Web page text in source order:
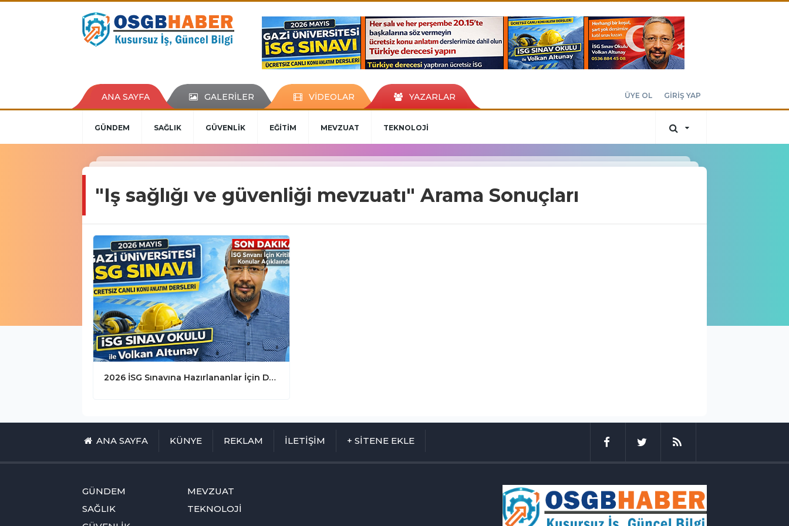
ANA SAYFA GALERİLER VİDEOLAR YAZARLAR ÜYE OL GİRİŞ YAP
GÜNDEM SAĞLIK GÜVENLİK EĞİTİM MEVZUAT TEKNOLOJİ
"Iş sağlığı ve güvenliği mevzuatı" Arama Sonuçları
2026 İSG Sınavına Hazırlananlar İçin Dev Rehber: Kritik Konular ve Önemli Süreler
ANA SAYFA KÜNYE REKLAM İLETİŞİM + SİTENE EKLE
GÜNDEM
SAĞLIK
MEVZUAT
TEKNOLOJİ